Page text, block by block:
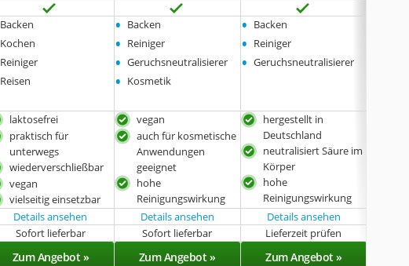
Backen
Kochen
Reiniger
Reisen
• Backen
• Reiniger
• Geruchsneutralisierer
• Kosmetik
• Backen
• Reiniger
• Geruchsneutralisierer
laktosefrei
praktisch für
unterwegs
wiederverschließbar
vegan
vielseitig einsetzbar
vegan
auch für kosmetische
Anwendungen
geeignet
hohe
Reinigungswirkung
hergestellt in
Deutschland
neutralisiert Säure im
Körper
hohe
Reinigungswirkung
Details ansehen Details ansehen Details ansehen
Sofort lieferbar Sofort lieferbar Lieferzeit prüfen
Zum Angebot » Zum Angebot » Zum Angebot »